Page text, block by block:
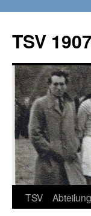
TSV
Zum
TSV